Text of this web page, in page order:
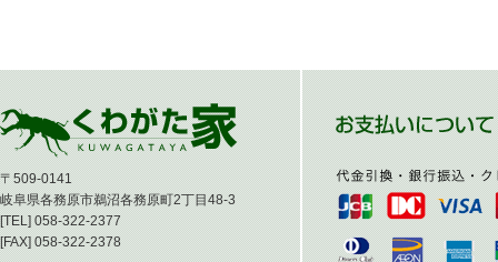
〒509-0141
岐阜県各務原市鵜沼各務原町2丁目48-3
[TEL] 058-322-2377
[FAX] 058-322-2378